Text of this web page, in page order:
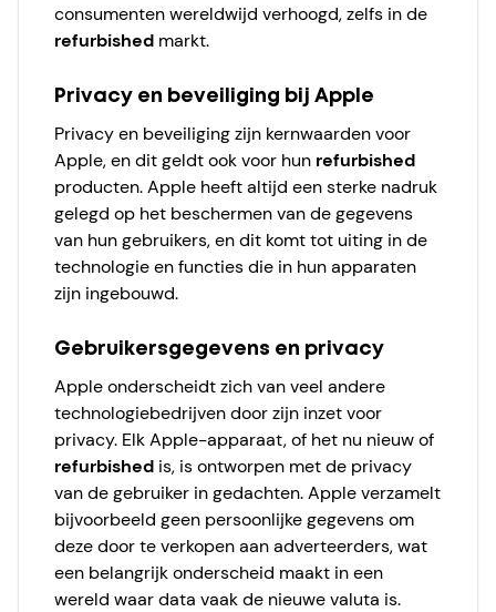
consumenten wereldwijd verhoogd, zelfs in de
refurbished markt.
Privacy en beveiliging bij Apple
Privacy en beveiliging zijn kernwaarden voor
Apple, en dit geldt ook voor hun refurbished
producten. Apple heeft altijd een sterke nadruk
gelegd op het beschermen van de gegevens
van hun gebruikers, en dit komt tot uiting in de
technologie en functies die in hun apparaten
zijn ingebouwd.
Gebruikersgegevens en privacy
Apple onderscheidt zich van veel andere
technologiebedrijven door zijn inzet voor
privacy. Elk Apple-apparaat, of het nu nieuw of
refurbished is, is ontworpen met de privacy
van de gebruiker in gedachten. Apple verzamelt
bijvoorbeeld geen persoonlijke gegevens om
deze door te verkopen aan adverteerders, wat
een belangrijk onderscheid maakt in een
wereld waar data vaak de nieuwe valuta is.